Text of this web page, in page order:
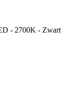
- 2700K - Zwart